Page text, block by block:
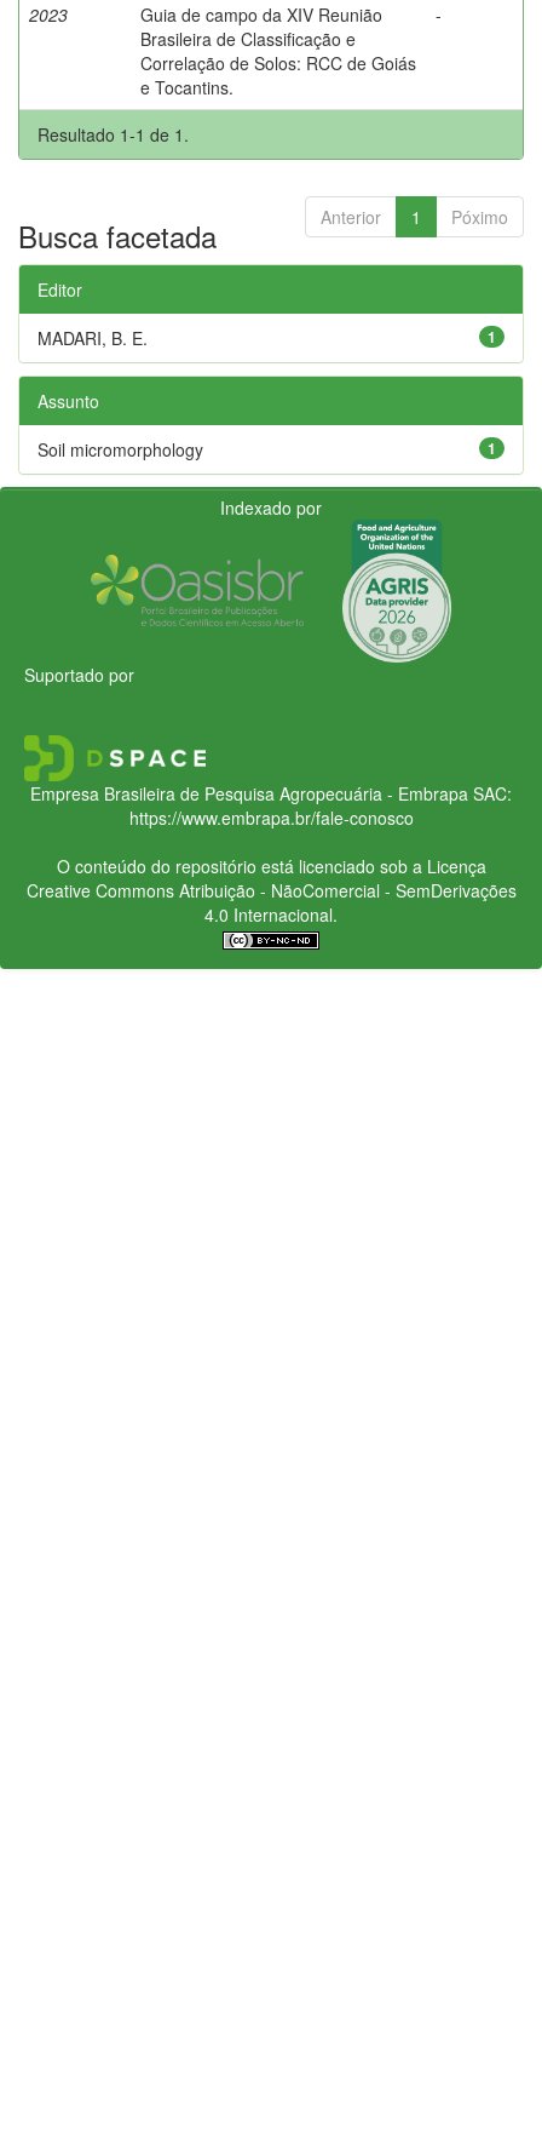
2023
Guia de campo da XIV Reunião
Brasileira de Classificação e
Correlação de Solos: RCC de Goiás
e Tocantins.
-
Resultado 1-1 de 1.
Anterior 1 Póximo
Busca facetada
Editor
1
MADARI, B. E.
Assunto
1
Soil micromorphology
Indexado por
Suportado por
Empresa Brasileira de Pesquisa Agropecuária - Embrapa SAC:
https://www.embrapa.br/fale-conosco
O conteúdo do repositório está licenciado sob a Licença
Creative CommonsAtribuição - NãoComercial - SemDerivações
4.0 Internacional.